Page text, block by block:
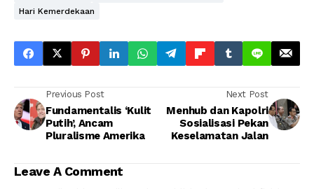
Hari Kemerdekaan
Previous Post
Fundamentalis ‘Kulit
Putih’, Ancam
Pluralisme Amerika
Next Post
Menhub dan Kapolri
Sosialisasi Pekan
Keselamatan Jalan
Leave A Comment